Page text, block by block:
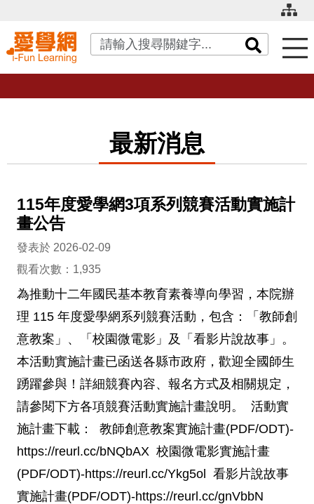
關鍵字搜尋
最新消息
115年度愛學網3項系列競賽活動實施計
畫公告
發表於 2026-02-09
觀看次數：1,935
為推動十二年國民基本教育素養導向學習，本院辦
理 115 年度愛學網系列競賽活動，包含：「教師創
意教案」、「校園微電影」及「看影片說故事」。
本活動實施計畫已函送各縣市政府，歡迎全國師生
踴躍參與！詳細競賽內容、報名方式及相關規定，
請參閱下方各項競賽活動實施計畫說明。 活動實
施計畫下載： 教師創意教案實施計畫(PDF/ODT)-
https://reurl.cc/bNQbAX 校園微電影實施計畫
(PDF/ODT)-https://reurl.cc/Ykg5ol 看影片說故事
實施計畫(PDF/ODT)-https://reurl.cc/gnVbbN